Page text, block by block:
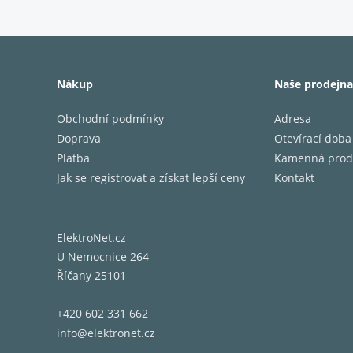
Nákup
Obchodní podmínky
Doprava
Platba
Jak se registrovat a získat lepší ceny
Naše prodejna
Adresa
Otevírací doba
Kamenná
Kontakt
ElektroNet.cz
U Nemocnice 264
Říčany 25101
+420 602 331 662
info@elektronet.cz